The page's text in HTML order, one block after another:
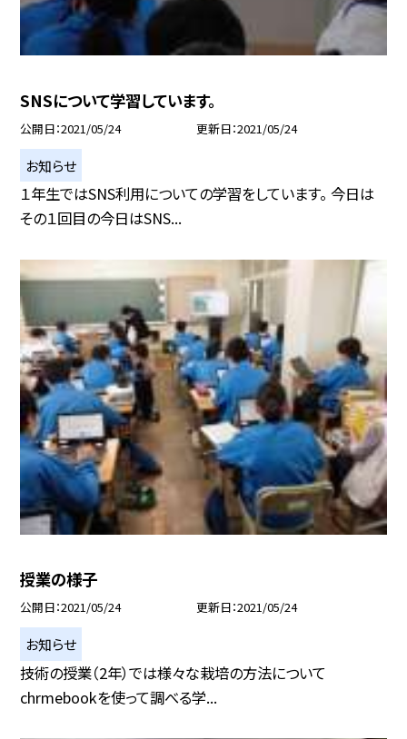
SNSについて学習しています。
公開日 2021/05/24 更新日 2021/05/24
お知らせ
１年生ではSNS利用についての学習をしています。 今日は
その１回目の今日はSNS...
授業の様子
公開日 2021/05/24 更新日 2021/05/24
お知らせ
技術の授業（2年）では様々な栽培の方法について
chrmebookを使って調べる学...